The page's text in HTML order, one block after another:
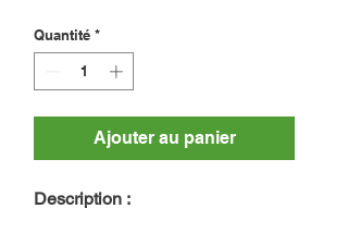
Quantité *
Ajouter au panier
Description :